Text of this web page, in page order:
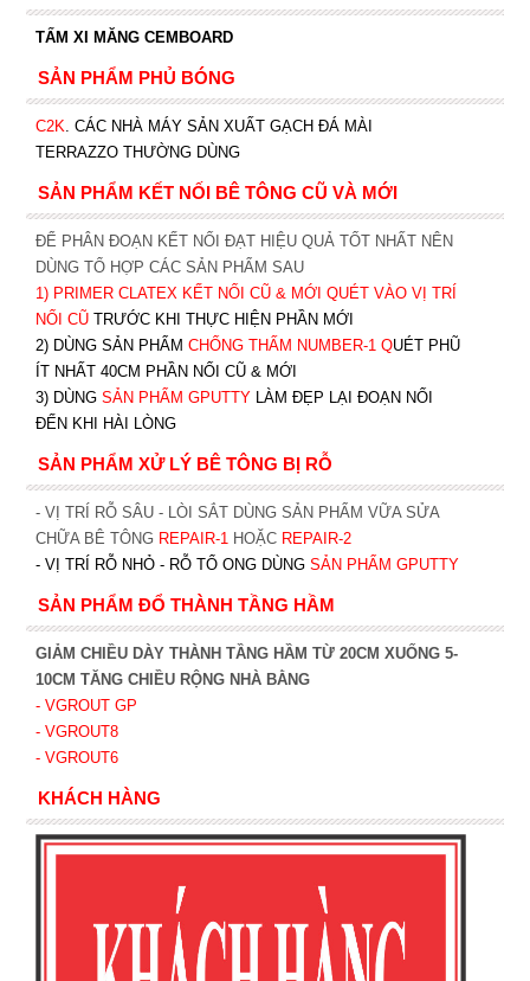
TẤM XI MĂNG CEMBOARD
SẢN PHẨM PHỦ BÓNG
C2K CÁC NHÀ MÁY SẢN XUẤT GẠCH ĐÁ MÀI
TERRAZZO THƯỜNG DÙNG
SẢN PHẨM KẾT NỐI BÊ TÔNG CŨ VÀ MỚI
ĐỂ PHÂN ĐOẠN KẾT NỐI ĐẠT HIỆU QUẢ TỐT NHẤT NÊN
DÙNG TỔ HỢP CÁC SẢN PHẨM SAU
1) PRIMER CLATEX KẾT NỐI CŨ & MỚI QUÉT VÀO VỊ TRÍ
NỐI CŨ TRƯỚC KHI THỰC HIỆN PHẦN MỚI
2) DÙNG SẢN PHẨM CHỐNG THẤM NUMBER-1 QUÉT PHŨ
ÍT NHẤT 40CM PHẦN NỐI CŨ & MỚI
3) DÙNG SẢN PHẨM GPUTTY LÀM ĐẸP LẠI ĐOẠN NỐI
ĐẾN KHI HÀI LÒNG
SẢN PHẨM XỬ LÝ BÊ TÔNG BỊ RỖ
- VỊ TRÍ RỖ SÂU - LÒI SẮT DÙNG SẢN PHẨM VỮA SỬA
CHỮA BÊ TÔNG REPAIR-1 HOẶC REPAIR-2
- VỊ TRÍ RỖ NHỎ - RỖ TỔ ONG DÙNG SẢN PHẨM GPUTTY
SẢN PHẨM ĐỔ THÀNH TẦNG HẦM
GIẢM CHIỀU DÀY THÀNH TẦNG HẦM TỪ 20CM XUỐNG 5-
10CM TĂNG CHIỀU RỘNG NHÀ BẰNG
- VGROUT GP
- VGROUT8
- VGROUT6
KHÁCH HÀNG